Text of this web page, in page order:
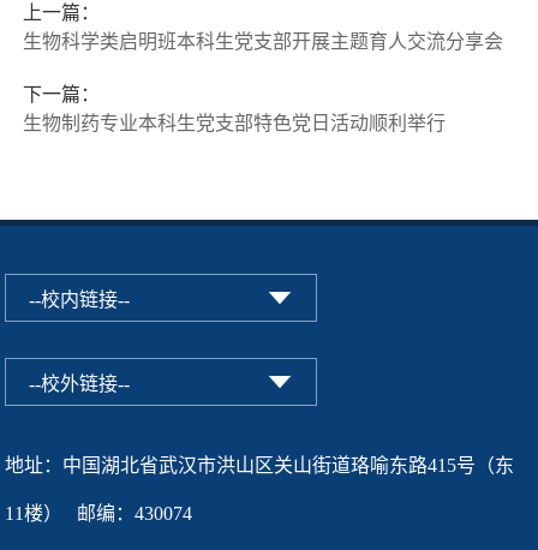
上一篇：
生物科学类启明班本科生党支部开展主题育人交流分享会
下一篇：
生物制药专业本科生党支部特色党日活动顺利举行
地址：中国湖北省武汉市洪山区关山街道珞喻东路415号（东
11楼） 邮编：430074